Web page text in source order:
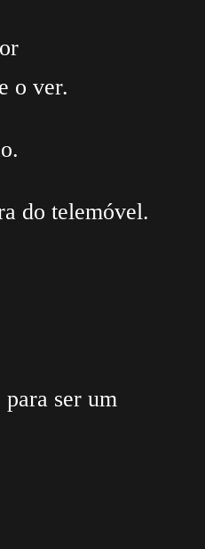
o ver.
do telemóvel.
ser um